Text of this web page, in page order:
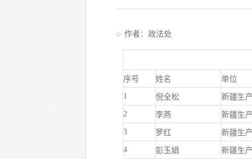
作者：政法处
序号 姓名 单位
1
倪全松 新疆生
2 李燕 新疆生
3 罗红 新疆生
4 彭玉娟 新疆生